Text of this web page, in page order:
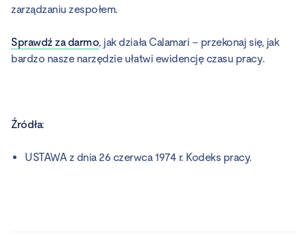
zarządzaniu zespołem.
Sprawdź za darmo, jak działa Calamari – przekonaj się, jak
bardzo nasze narzędzie ułatwi ewidencję czasu pracy.
Źródła:
USTAWA z dnia 26 czerwca 1974 r. Kodeks pracy.